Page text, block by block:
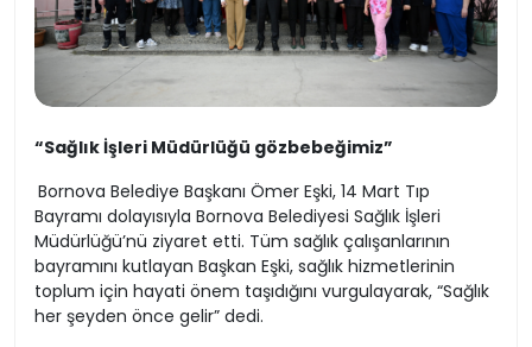
“Sağlık İşleri Müdürlüğü gözbebeğimiz”
Bornova Belediye Başkanı Ömer Eşki, 14 Mart Tıp
Bayramı dolayısıyla Bornova Belediyesi Sağlık İşleri
Müdürlüğü’nü ziyaret etti. Tüm sağlık çalışanlarının
bayramını kutlayan Başkan Eşki, sağlık hizmetlerinin
toplum için hayati önem taşıdığını vurgulayarak, “Sağlık
her şeyden önce gelir” dedi.